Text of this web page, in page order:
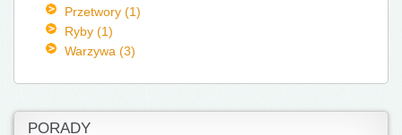
Przetwory (1)
Ryby (1)
Warzywa (3)
PORADY